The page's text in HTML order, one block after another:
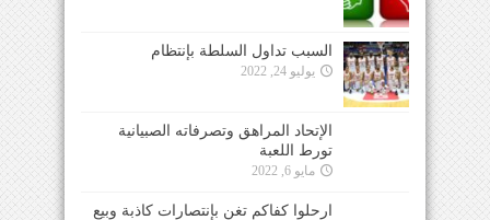
السبب تداول السلطة بإنتظام
يوليو 24, 2022
الإتحاد المراهق وتصرفاته الصبيانية
تورط اللعبة
مايو 6, 2022
ارحلوا كفاكم تغنٍ بإنتصارات كاذبة وبيع